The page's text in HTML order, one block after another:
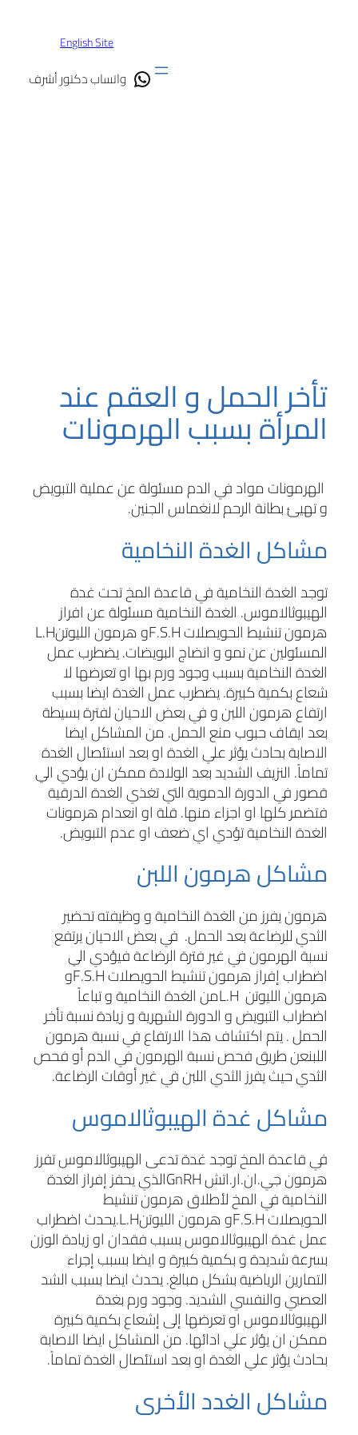
English Site
واتساب دكتور أشرف
تأخر الحمل و العقم عند
المرأة بسبب الهرمونات
الهرمونات مواد في الدم مسئولة عن عملية التبويض
و تهيئ بطانة الرحم لانغماس الجنين.
مشاكل الغدة النخامية
توجد الغدة النخامية في قاعدة المخ تحت غدة
الهيبوثالاموس. الغدة النخامية مسئولة عن افراز
هرمون تنشيط الحويصلاتF.S.Hو هرمون الليوتنL.H
المسئولين عن نمو و انضاج البويضات. يضطرب عمل
الغدة النخامية بسبب وجود ورم بها او تعرضها لا
شعاع بكمية كبيرة. يضطرب عمل الغدة ايضا بسبب
ارتفاع هرمون اللبن و في بعض الاحيان لفترة بسيطة
بعد ايقاف حبوب منع الحمل. من المشاكل ايضا
الاصابة بحادث يؤثر علي الغدة او بعد استئصال الغدة
تماماً. النزيف الشديد بعد الولادة ممكن ان يؤدي الي
قصور في الدورة الدموية التي تغذي الغدة الدرقية
فتضمر كلها او اجزاء منها. قلة او انعدام هرمونات
الغدة النخامية تؤدي اي ضعف او عدم التبويض.
مشاكل هرمون اللبن
هرمون يفرز من الغدة النخامية و وظيفته تحضير
الثدي للرضاعة بعد الحمل. في بعض الاحيان يرتفع
نسبة الهرمون في غير فترة الرضاعة فيؤدي الي
اضطراب إفراز هرمون تنشيط الحويصلاتF.S.Hو
هرمون الليوتن L.Hمن الغدة النخامية و تباعاً
اضطراب التبويض و الدورة الشهرية و زيادة نسبة تأخر
الحمل.يتم اكتشاف هذا الارتفاع في نسبة هرمون
اللبنعن طريق فحص نسبة الهرمون في الدم أو فحص
الثدي حيث يفرز الثدي اللبن في غير أوقات الرضاعة.
مشاكل غدة الهيبوثالاموس
في قاعدة المخ توجد غدة تدعى الهيبوثالاموس تفرز
هرمون جي.ان.ار.اتشGnRHالذي يحفز إفراز الغدة
النخامية في المخ لأطلاق هرمون تنشيط
الحويصلاتF.S.Hو هرمون الليوتنL.H.يحدث اضطراب
عمل غدة الهيبوثالاموس بسبب فقدان او زيادة الوزن
بسرعة شديدة و بكمية كبيرة و ايضا بسبب إجراء
التمارين الرياضية بشكل مبالغ. يحدث ايضا بسبب الشد
العصبي والنفسي الشديد. وجود ورم بغدة
الهيبوثالاموس او تعرضها إلى إشعاع بكمية كبيرة
ممكن ان يؤثر علي ادائها. من المشاكل ايضا الاصابة
بحادث يؤثر علي الغدة او بعد استئصال الغدة تماماً.
مشاكل الغدد الأخرى